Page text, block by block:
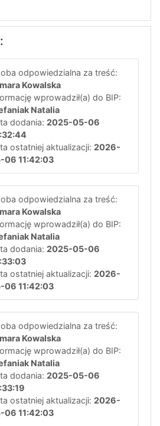
odpowiedzialna za treść:
Kowalska
wprowadził(a) do BIP:
Natalia
dodania: 2025-05-06
ostatniej aktualizacji: 2026-
06 11:42:03
odpowiedzialna za treść:
Kowalska
wprowadził(a) do BIP:
Natalia
dodania: 2025-05-06
ostatniej aktualizacji: 2026-
06 11:42:03
odpowiedzialna za treść:
Kowalska
wprowadził(a) do BIP:
Natalia
dodania: 2025-05-06
ostatniej aktualizacji: 2026-
06 11:42:03